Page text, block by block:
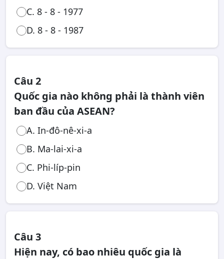
C. 8 - 8 - 1977
D. 8 - 8 - 1987
Câu 2
Quốc gia nào không phải là thành viên
ban đầu của ASEAN?
A. In-đô-nê-xi-a
B. Ma-lai-xi-a
C. Phi-líp-pin
D. Việt Nam
Câu 3
Hiện nay, có bao nhiêu quốc gia là